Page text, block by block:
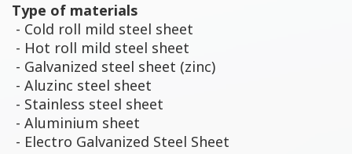
Type of materials
- Cold roll mild steel sheet
- Hot roll mild steel sheet
- Galvanized steel sheet (zinc)
- Aluzinc steel sheet
- Stainless steel sheet
- Aluminium sheet
- Electro Galvanized Steel Sheet